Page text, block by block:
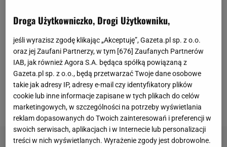
Williamsa oraz Mikela Merino. Na początku drugiej
Fani byli pewni, że to koniec, zwłaszcza że po golu
Mbappe odpowiedział Yamal. Końcówka była
niezwykle emocjonująca, gdyż Francuzi zdobyli trzy
bramki. Ostatecznie na tyle było ich jednak stać, a
mecz zakończył się ich porażką 4:5.
Droga Użytkowniczko, Drogi Użytkowniku,
jeśli wyrazisz zgodę klikając „Akceptuję”, Gazeta.pl sp. z o.o.
oraz jej Zaufani Partnerzy, w tym [676] Zaufanych Partnerów
IAB, jak również Agora S.A. będąca spółką powiązaną z
Gazeta.pl sp. z o.o., będą przetwarzać Twoje dane osobowe
takie jak adresy IP, adresy e-mail czy identyfikatory plików
cookie lub inne informacje zapisane w tych plikach do celów
marketingowych, w szczególności na potrzeby wyświetlania
reklam dopasowanych do Twoich zainteresowań i preferencji w
swoich serwisach, aplikacjach i w Internecie lub personalizacji
treści w nich wyświetlanych. Wyrażenie zgody jest dobrowolne.